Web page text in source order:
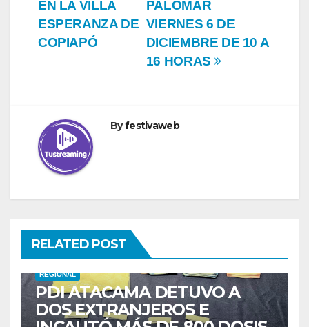
PALOMAR
VIERNES 6 DE
DICIEMBRE DE 10 A
16 HORAS
EN LA VILLA
ESPERANZA DE
COPIAPÓ
Byfestivaweb
RELATED POST
REGIONAL
PDI ATACAMA DETUVO A
DOS EXTRANJEROS E